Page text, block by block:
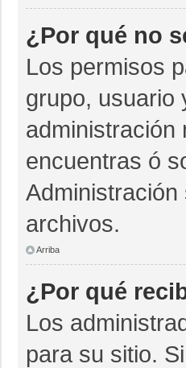
¿Por qué no
Los permisos
grupo, usuario
administración
encuentras ó
archivos.
Arriba
¿Por qué
Los
para su sitio.